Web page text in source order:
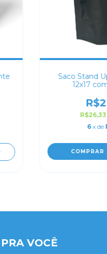
Saco Stand
12x17
6 x de
COMPRAR
PRA VOCÊ